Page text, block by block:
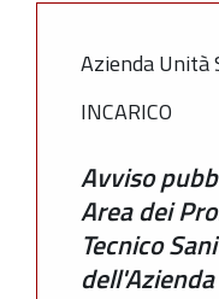
Azienda Unità
INCARICO
Avviso
Area dei
Tecnico